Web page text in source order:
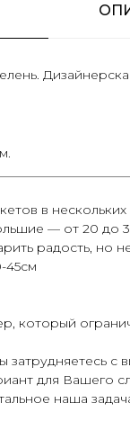
в нескольких
— от 20 до
радость, но
45см
который
затрудняетесь
для Вашего
наша